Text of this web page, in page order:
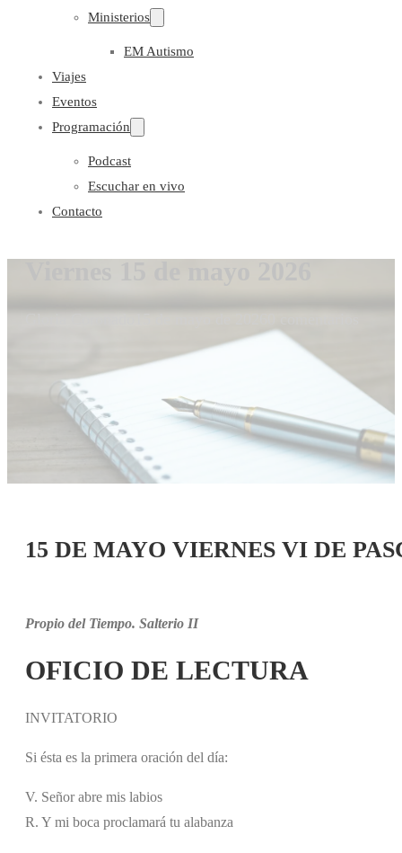
Ministerios
EM Autismo
Viajes
Eventos
Programación
Podcast
Escuchar en vivo
Contacto
15 DE MAYO VIERNES VI DE
Propio del Tiempo. Salterio II
OFICIO DE LECTURA
INVITATORIO
Si ésta es la primera oración del día:
V. Señor abre mis labios
R. Y mi boca proclamará tu alabanza